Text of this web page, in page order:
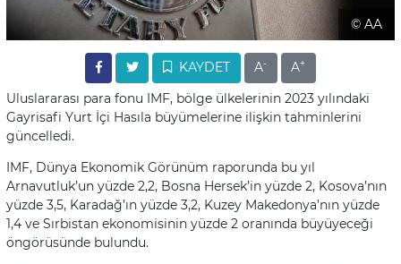
© AA
KAYDET A- A+
Uluslararası para fonu IMF, bölge ülkelerinin 2023 yılındaki
Gayrisafi Yurt İçi Hasıla büyümelerine ilişkin tahminlerini
güncelledi.
IMF, Dünya Ekonomik Görünüm raporunda bu yıl
Arnavutluk’un yüzde 2,2, Bosna Hersek’in yüzde 2, Kosova’nın
yüzde 3,5, Karadağ’ın yüzde 3,2, Kuzey Makedonya’nın yüzde
1,4 ve Sırbistan ekonomisinin yüzde 2 oranında büyüyeceği
öngörüsünde bulundu.